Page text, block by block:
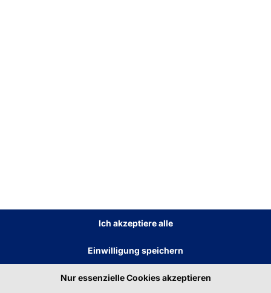
Ich akzeptiere alle
Einwilligung speichern
Nur essenzielle Cookies akzeptieren